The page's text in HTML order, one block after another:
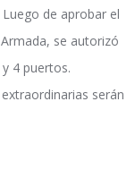
de aprobar el
se autorizó
4 puertos.
serán